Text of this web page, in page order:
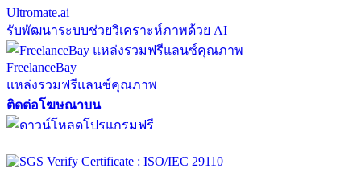
Ultromate.ai
รับพัฒนาระบบช่วยวิเคราะห์ภาพด้วย AI
FreelanceBay
แหล่งรวมฟรีแลนซ์คุณภาพ
ติดต่อโฆษณาบน